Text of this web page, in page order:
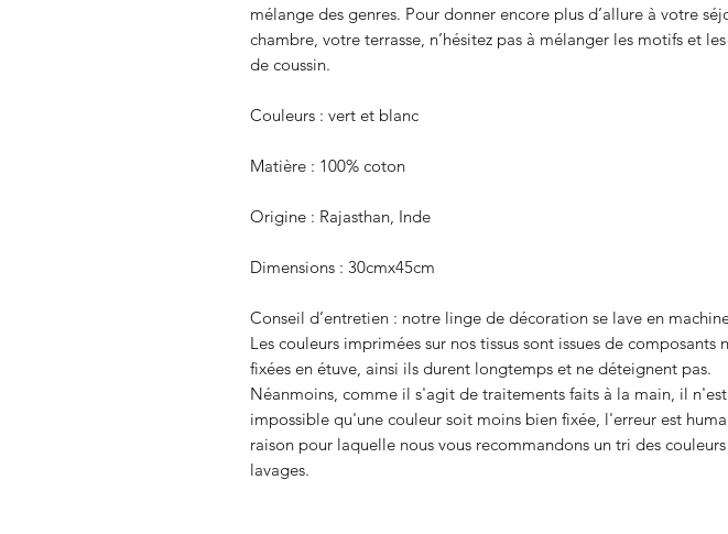
mélange des genres. Pour donner encore plus d’allure à votre
chambre, votre terrasse, n’hésitez pas à mélanger les motifs et
de coussin.
Couleurs : vert et blanc
Matière : 100% coton
Origine : Rajasthan, Inde
Dimensions : 30cmx45cm
Conseil d’entretien : notre linge de décoration se lave en
Les couleurs imprimées sur nos tissus sont issues de composants
fixées en étuve, ainsi ils durent longtemps et ne déteignent pas.
Néanmoins, comme il s'agit de traitements faits à la main, il
impossible qu'une couleur soit moins bien fixée, l'erreur est
raison pour laquelle nous vous recommandons un tri des
lavages.